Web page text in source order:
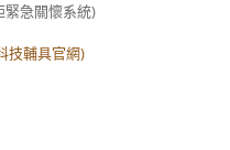
緊急關懷系統)
技輔具官網)